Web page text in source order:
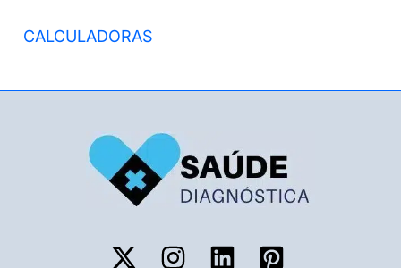
CALCULADORAS